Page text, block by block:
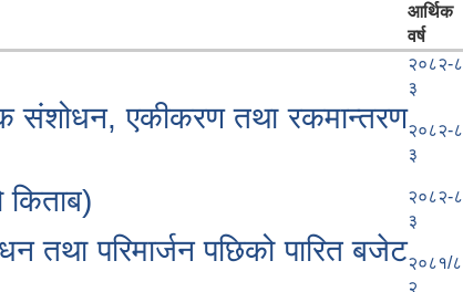
आर्थिक
वर्ष
२०८२-८
३
संशोधन, एकीकरण तथा रकमान्तरण२०८२-८
३
२०८२-८
३
परिमार्जन पछिको पारित बजेट२०८१/८
२